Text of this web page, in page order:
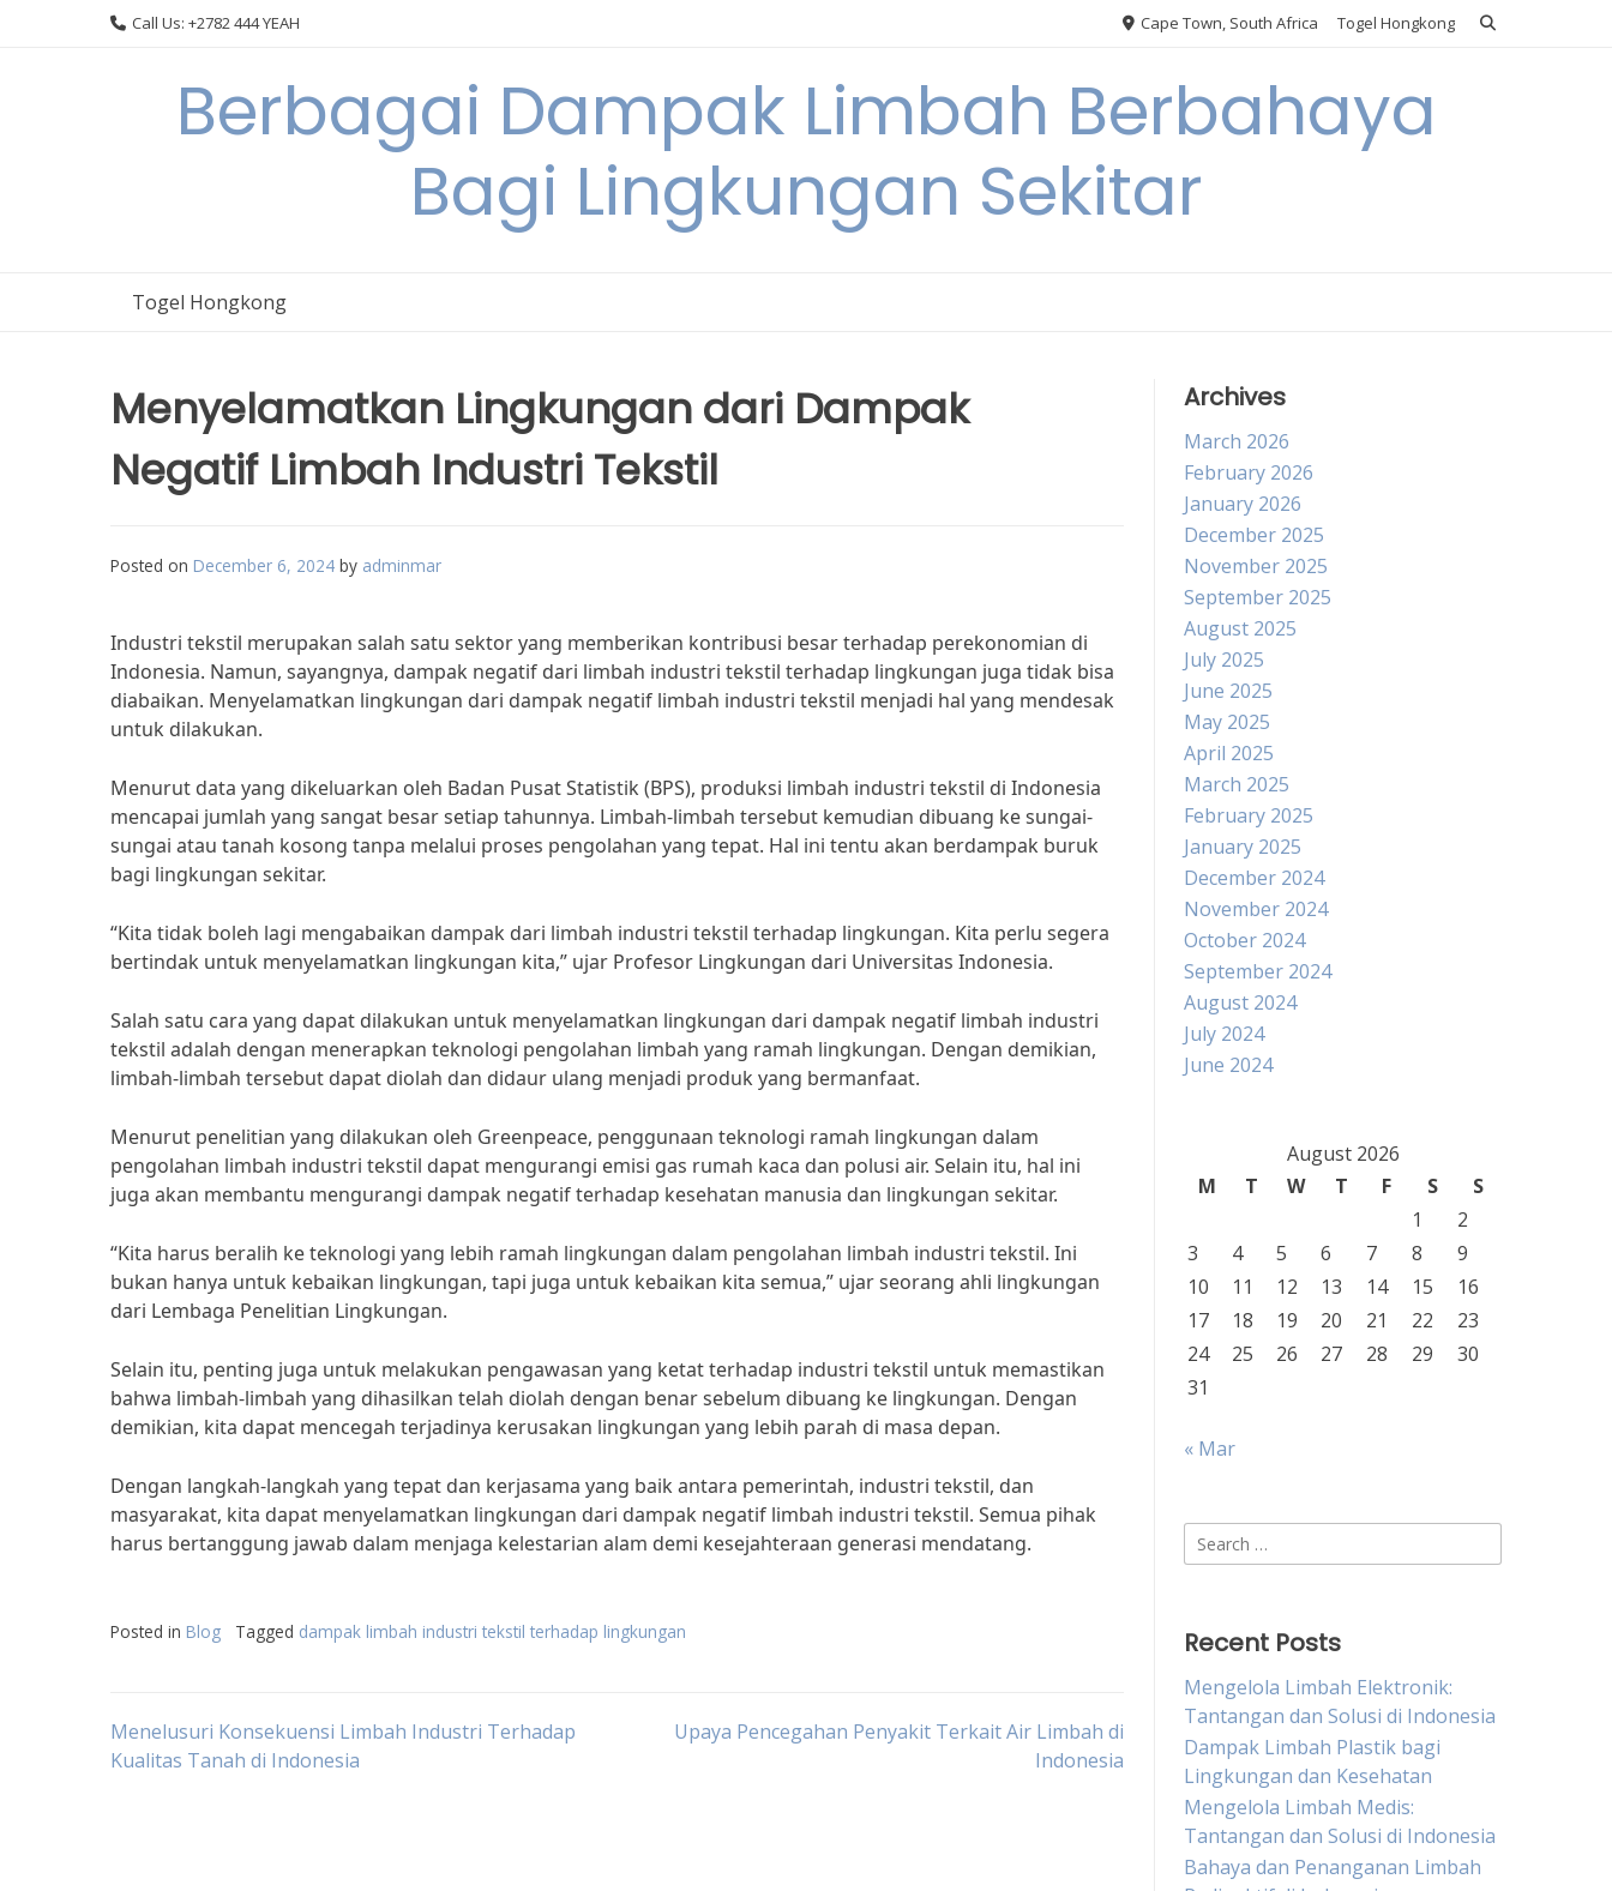
Call Us: +2782 444 YEAH Cape Town, South Africa Togel Hongkong
Berbagai Dampak Limbah Berbahaya
Bagi Lingkungan Sekitar
Togel Hongkong
Menyelamatkan Lingkungan dari Dampak
Negatif Limbah Industri Tekstil
Posted on December 6, 2024 by adminmar
Industri tekstil merupakan salah satu sektor yang memberikan kontribusi besar terhadap perekonomian di
Indonesia. Namun, sayangnya, dampak negatif dari limbah industri tekstil terhadap lingkungan juga tidak bisa
diabaikan. Menyelamatkan lingkungan dari dampak negatif limbah industri tekstil menjadi hal yang mendesak
untuk dilakukan.
Menurut data yang dikeluarkan oleh Badan Pusat Statistik (BPS), produksi limbah industri tekstil di Indonesia
mencapai jumlah yang sangat besar setiap tahunnya. Limbah-limbah tersebut kemudian dibuang ke sungai-
sungai atau tanah kosong tanpa melalui proses pengolahan yang tepat. Hal ini tentu akan berdampak buruk
bagi lingkungan sekitar.
“Kita tidak boleh lagi mengabaikan dampak dari limbah industri tekstil terhadap lingkungan. Kita perlu segera
bertindak untuk menyelamatkan lingkungan kita,” ujar Profesor Lingkungan dari Universitas Indonesia.
Salah satu cara yang dapat dilakukan untuk menyelamatkan lingkungan dari dampak negatif limbah industri
tekstil adalah dengan menerapkan teknologi pengolahan limbah yang ramah lingkungan. Dengan demikian,
limbah-limbah tersebut dapat diolah dan didaur ulang menjadi produk yang bermanfaat.
Menurut penelitian yang dilakukan oleh Greenpeace, penggunaan teknologi ramah lingkungan dalam
pengolahan limbah industri tekstil dapat mengurangi emisi gas rumah kaca dan polusi air. Selain itu, hal ini
juga akan membantu mengurangi dampak negatif terhadap kesehatan manusia dan lingkungan sekitar.
“Kita harus beralih ke teknologi yang lebih ramah lingkungan dalam pengolahan limbah industri tekstil. Ini
bukan hanya untuk kebaikan lingkungan, tapi juga untuk kebaikan kita semua,” ujar seorang ahli lingkungan
dari Lembaga Penelitian Lingkungan.
Selain itu, penting juga untuk melakukan pengawasan yang ketat terhadap industri tekstil untuk memastikan
bahwa limbah-limbah yang dihasilkan telah diolah dengan benar sebelum dibuang ke lingkungan. Dengan
demikian, kita dapat mencegah terjadinya kerusakan lingkungan yang lebih parah di masa depan.
Dengan langkah-langkah yang tepat dan kerjasama yang baik antara pemerintah, industri tekstil, dan
masyarakat, kita dapat menyelamatkan lingkungan dari dampak negatif limbah industri tekstil. Semua pihak
harus bertanggung jawab dalam menjaga kelestarian alam demi kesejahteraan generasi mendatang.
Posted in Blog Tagged dampak limbah industri tekstil terhadap lingkungan
Post
Menelusuri Konsekuensi Limbah Industri Terhadap
Kualitas Tanah di Indonesia
Upaya Pencegahan Penyakit Terkait Air Limbah di
Indonesia
Archives
March 2026
February 2026
January 2026
December 2025
November 2025
September 2025
August 2025
July 2025
June 2025
May 2025
April 2025
March 2025
February 2025
January 2025
December 2024
November 2024
October 2024
September 2024
August 2024
July 2024
June 2024
August 2026
M
T W T F S
S
1
2
3
4 5 6 7 8
9
10
11 12 13 14 15
16
17
18 19 20 21 22
23
24
25 26 27 28 29
30
31
« Mar
Search
for:
Recent Posts
Mengelola Limbah Elektronik:
Tantangan dan Solusi di Indonesia
Dampak Limbah Plastik bagi
Lingkungan dan Kesehatan
Mengelola Limbah Medis:
Tantangan dan Solusi di Indonesia
Bahaya dan Penanganan Limbah